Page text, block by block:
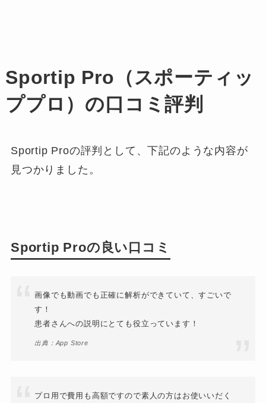
Sportip Pro（スポーティッ
ププロ）の口コミ評判
Sportip Proの評判として、下記のような内容が
見つかりました。
Sportip Proの良い口コミ
画像でも動画でも正確に解析ができていて、すごいで
す！
患者さんへの説明にとても役立っています！
出典：App Store
プロ用で費用も高額ですので素人の方はお使いいだく